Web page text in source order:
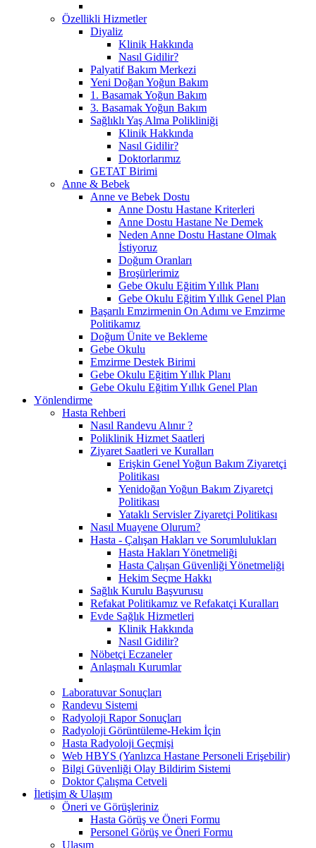
Özellikli Hizmetler
Diyaliz
Klinik Hakkında
Nasıl Gidilir?
Palyatif Bakım Merkezi
Yeni Doğan Yoğun Bakım
1. Basamak Yoğun Bakım
3. Basamak Yoğun Bakım
Sağlıklı Yaş Alma Polikliniği
Klinik Hakkında
Nasıl Gidilir?
Doktorlarımız
GETAT Birimi
Anne & Bebek
Anne ve Bebek Dostu
Anne Dostu Hastane Kriterleri
Anne Dostu Hastane Ne Demek
Neden Anne Dostu Hastane Olmak
İstiyoruz
Doğum Oranları
Broşürlerimiz
Gebe Okulu Eğitim Yıllık Planı
Gebe Okulu Eğitim Yıllık Genel Plan
Başarılı Emzirmenin On Adımı ve Emzirme
Politikamız
Doğum Ünite ve Bekleme
Gebe Okulu
Emzirme Destek Birimi
Gebe Okulu Eğitim Yıllık Planı
Gebe Okulu Eğitim Yıllık Genel Plan
Yönlendirme
Hasta Rehberi
Nasıl Randevu Alınır ?
Poliklinik Hizmet Saatleri
Ziyaret Saatleri ve Kuralları
Erişkin Genel Yoğun Bakım Ziyaretçi
Politikası
Yenidoğan Yoğun Bakım Ziyaretçi
Politikası
Yataklı Servisler Ziyaretçi Politikası
Nasıl Muayene Olurum?
Hasta - Çalışan Hakları ve Sorumlulukları
Hasta Hakları Yönetmeliği
Hasta Çalışan Güvenliği Yönetmeliği
Hekim Seçme Hakkı
Sağlık Kurulu Başvurusu
Refakat Politikamız ve Refakatçi Kuralları
Evde Sağlık Hizmetleri
Klinik Hakkında
Nasıl Gidilir?
Nöbetçi Eczaneler
Anlaşmalı Kurumlar
Laboratuvar Sonuçları
Randevu Sistemi
Radyoloji Rapor Sonuçları
Radyoloji Görüntüleme-Hekim İçin
Hasta Radyoloji Geçmişi
Web HBYS (Yanlızca Hastane Personeli Erişebilir)
Bilgi Güvenliği Olay Bildirim Sistemi
Doktor Çalışma Cetveli
İletişim & Ulaşım
Öneri ve Görüşleriniz
Hasta Görüş ve Öneri Formu
Personel Görüş ve Öneri Formu
Ulaşım